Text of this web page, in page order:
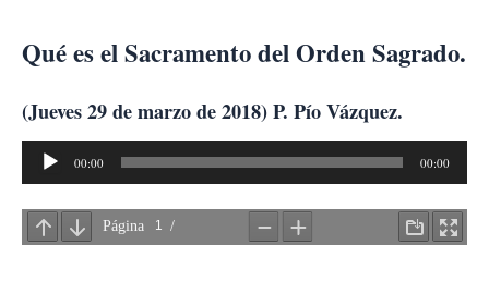
contenido
Qué es el Sacramento del Orden Sagrado.
(Jueves 29 de marzo de 2018) P. Pío Vázquez.
Reproductor
audio
00:00 00:00